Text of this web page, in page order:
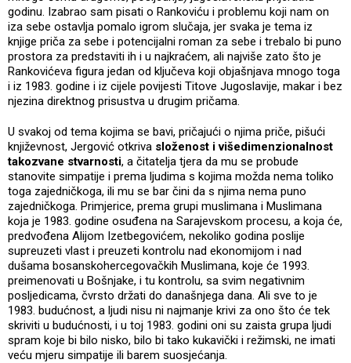
godinu. Izabrao sam pisati o Rankoviću i problemu koji nam on
iza sebe ostavlja pomalo igrom slučaja, jer svaka je tema iz
knjige priča za sebe i potencijalni roman za sebe i trebalo bi puno
prostora za predstaviti ih i u najkraćem, ali najviše zato što je
Rankovićeva figura jedan od ključeva koji objašnjava mnogo toga
i iz 1983. godine i iz cijele povijesti Titove Jugoslavije, makar i bez
njezina direktnog prisustva u drugim pričama.
U svakoj od tema kojima se bavi, pričajući o njima priče, pišući
književnost, Jergović otkriva složenost i višedimenzionalnost
takozvane stvarnosti, a čitatelja tjera da mu se probude
stanovite simpatije i prema ljudima s kojima možda nema toliko
toga zajedničkoga, ili mu se bar čini da s njima nema puno
zajedničkoga. Primjerice, prema grupi muslimana i Muslimana
koja je 1983. godine osuđena na Sarajevskom procesu, a koja će,
predvođena Alijom Izetbegovićem, nekoliko godina poslije
supreuzeti vlast i preuzeti kontrolu nad ekonomijom i nad
dušama bosanskohercegovačkih Muslimana, koje će 1993.
preimenovati u Bošnjake, i tu kontrolu, sa svim negativnim
posljedicama, čvrsto držati do današnjega dana. Ali sve to je
1983. budućnost, a ljudi nisu ni najmanje krivi za ono što će tek
skriviti u budućnosti, i u toj 1983. godini oni su zaista grupa ljudi
spram koje bi bilo nisko, bilo bi tako kukavički i režimski, ne imati
veću mjeru simpatije ili barem suosjećanja.